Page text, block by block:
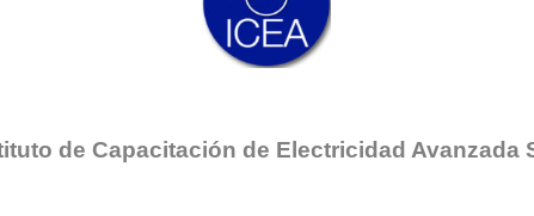
de Capacitación de Electricidad Avanzada